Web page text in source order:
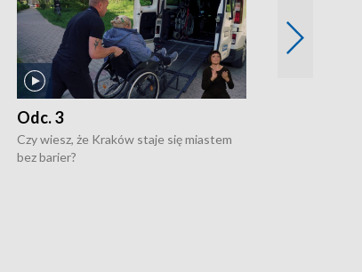
Odc. 3
Czy wiesz, że Kraków staje się miastem
bez barier?